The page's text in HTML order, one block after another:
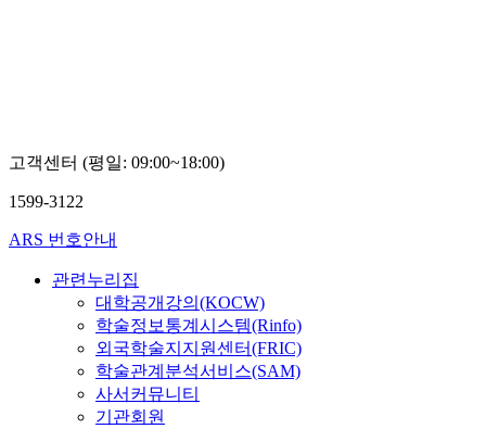
고객센터 (평일: 09:00~18:00)
1599-3122
ARS 번호안내
관련누리집
대학공개강의(KOCW)
학술정보통계시스템(Rinfo)
외국학술지지원센터(FRIC)
학술관계분석서비스(SAM)
사서커뮤니티
기관회원